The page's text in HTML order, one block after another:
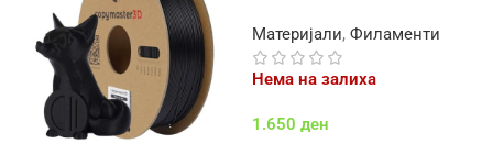
Материјали, Филаменти
Нема на залиха
1.650 ден